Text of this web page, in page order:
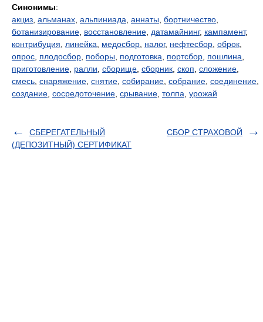
Синонимы:
акциз альманах альпиниада аннаты бортничество
ботанизирование восстановление датамайнинг, кампамент,
контрибуция
линейка медосбор налог, нефтесбор оброк
опрос плодосбор поборы подготовка портсбор пошлина
приготовление ралли сборище сборник скоп сложение
смесь снаряжение снятие собирание собрание соединение
создание сосредоточение срывание толпа урожай
СБЕРЕГАТЕЛЬНЫЙ
(ДЕПОЗИТНЫЙ) СЕРТИФИКАТ
СБОР СТРАХОВОЙ